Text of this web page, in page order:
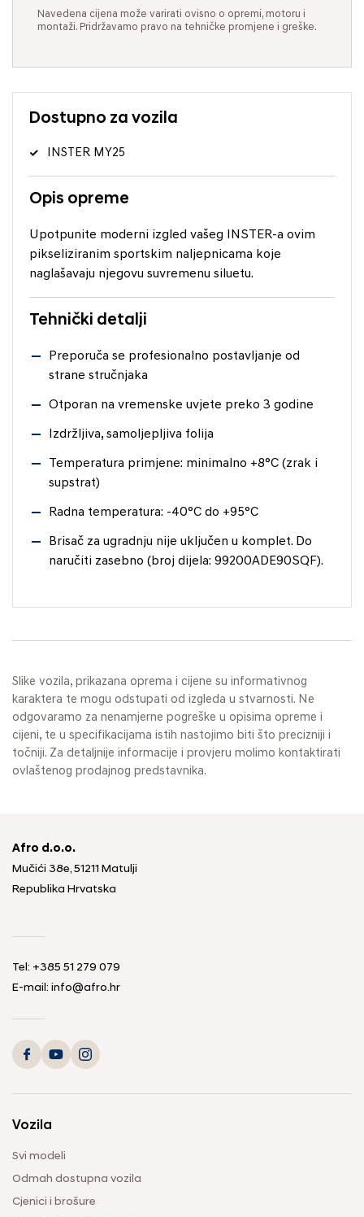
Navedena cijena može varirati ovisno o opremi, motoru i
montaži. Pridržavamo pravo na tehničke promjene i greške.
Dostupno za vozila
INSTER MY25
Opis opreme
Upotpunite moderni izgled vašeg INSTER-a ovim
pikseliziranim sportskim naljepnicama koje
naglašavaju njegovu suvremenu siluetu.
Tehnički detalji
Preporuča se profesionalno postavljanje od
strane stručnjaka
Otporan na vremenske uvjete preko 3 godine
Izdržljiva, samoljepljiva folija
Temperatura primjene: minimalno +8°C (zrak i
supstrat)
Radna temperatura: -40°C do +95°C
Brisač za ugradnju nije uključen u komplet. Do
naručiti zasebno (broj dijela: 99200ADE90SQF).
Slike vozila, prikazana oprema i cijene su informativnog
karaktera te mogu odstupati od izgleda u stvarnosti. Ne
odgovaramo za nenamjerne pogreške u opisima opreme i
cijeni, te u specifikacijama istih nastojimo biti što precizniji i
točniji. Za detaljnije informacije i provjeru molimo kontaktirati
ovlaštenog prodajnog predstavnika.
Afro d.o.o.
Mučići 38e, 51211 Matulji
Republika Hrvatska
Tel: +385 51 279 079
E-mail: info@afro.hr
Vozila
Svi modeli
Odmah dostupna vozila
Cjenici i brošure